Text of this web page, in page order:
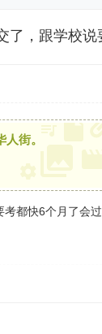
了，跟学校说
街。
都快6个月了会